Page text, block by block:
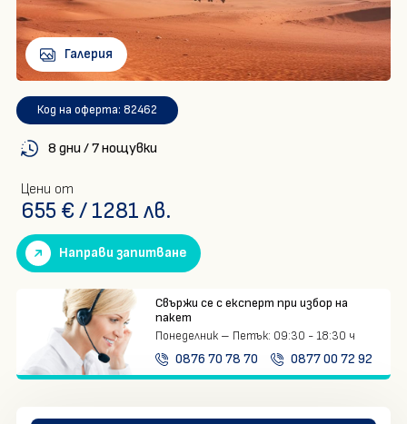
бисквитките
Общи условия за
еднодневни екскурзии
Политика за
поверителност
Медицински застраховки
в България
Галерия
Код на оферта: 82462
8 дни / 7 нощувки
Цени от
655€/1281лв.
Направи запитване
Свържи се с експерт при избор на
пакет
Понеделник – Петък: 09:30 - 18:30 ч
0876 70 78 70 0877 00 72 92